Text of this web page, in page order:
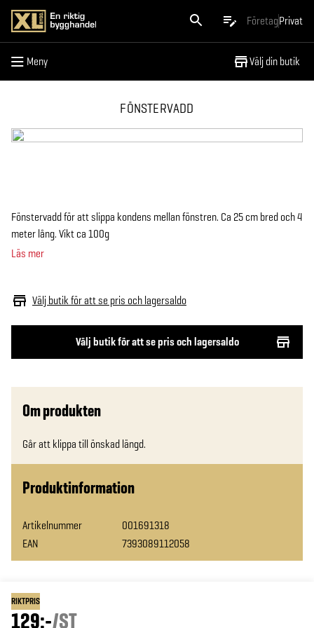
FöretagPrivat
Meny Välj din butik
Meny
FÖNSTERVADD
Välj butik för att se pris och lagersaldo
Välj butik för att se pris och lagersaldo
Fönstervadd för att slippa kondens mellan fönstren. Ca 25 cm bred och 4
meter lång. Vikt ca 100g
Läs mer
Om produkten
Går att klippa till önskad längd.
Produktinformation
Artikelnummer
001691318
EAN
7393089112058
RIKTPRIS
129:-/ST